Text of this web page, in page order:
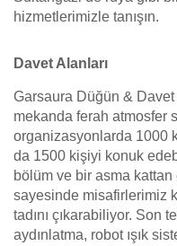
hizmetlerimizle tanışın.
Davet Alanları
Garsaura Düğün &
mekanda ferah atmosfer
organizasyonlarda 1000
da 1500 kişiyi konuk
bölüm ve bir asma kattan
sayesinde misafirlerimiz
tadını çıkarabiliyor. Son
aydınlatma, robot ışık